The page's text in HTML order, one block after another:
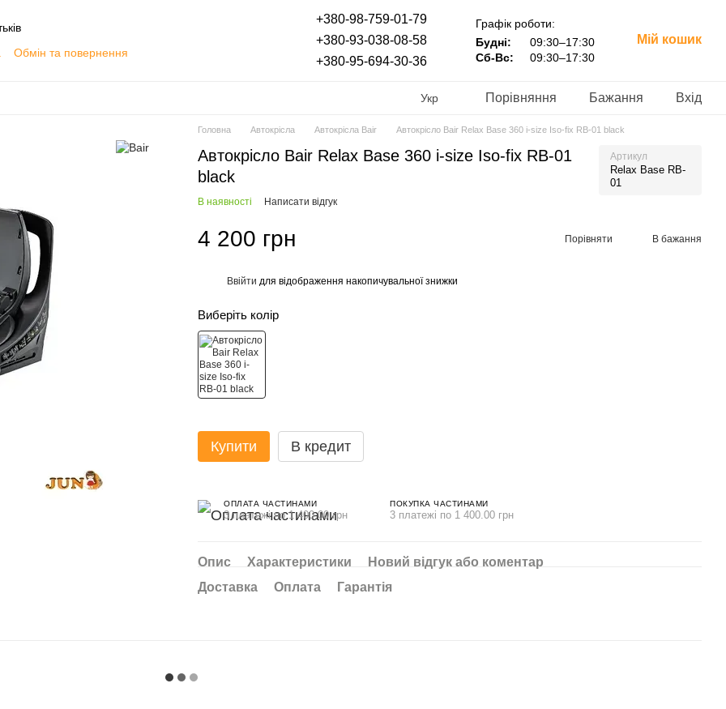
Обмін та повернення
+380-98-759-01-79
+380-93-038-08-58
+380-95-694-30-36
Графік роботи:
Будні:
09:30–17:30
Сб-Вс:
09:30–17:30
Мій кошик
Укр Порівняння Бажання Вхід
Головна Автокрісла Автокрісла Bair Автокрісло Bair Relax Base 360 i-size Iso-fix RB-01 black
Автокрісло Bair Relax Base 360 i-size Iso-fix RB-01
black
Артикул
Relax Base RB-
01
В наявності Написати відгук
4 200 грн Порівняти В бажання
Ввійти для відображення накопичувальної знижки
Виберіть колір
Купити В кредит
ОПЛАТА ЧАСТИНАМИ
3 платежі по 1 400.00 грн
ПОКУПКА ЧАСТИНАМИ
3 платежі по 1 400.00 грн
Опис Характеристики
Новий відгук або коментар
Доставка
Оплата Гарантія